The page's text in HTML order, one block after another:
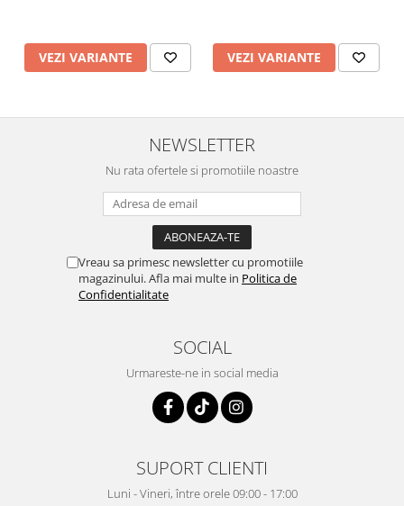
VEZI VARIANTE VEZI VARIANTE
NEWSLETTER
Nu rata ofertele si promotiile noastre
Vreau sa primesc newsletter cu promotiile
magazinului. Afla mai multe in Politica de
Confidentialitate
SOCIAL
Urmareste-ne in social media
SUPORT CLIENTI
Luni - Vineri, între orele 09:00 - 17:00